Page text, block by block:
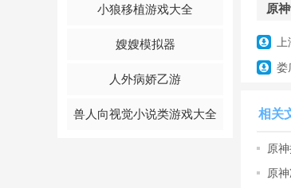
小狼移植游戏大全
嫂嫂模拟器
人外病娇乙游
兽人向视觉小说类游戏大全
原
娄
相关
原
原